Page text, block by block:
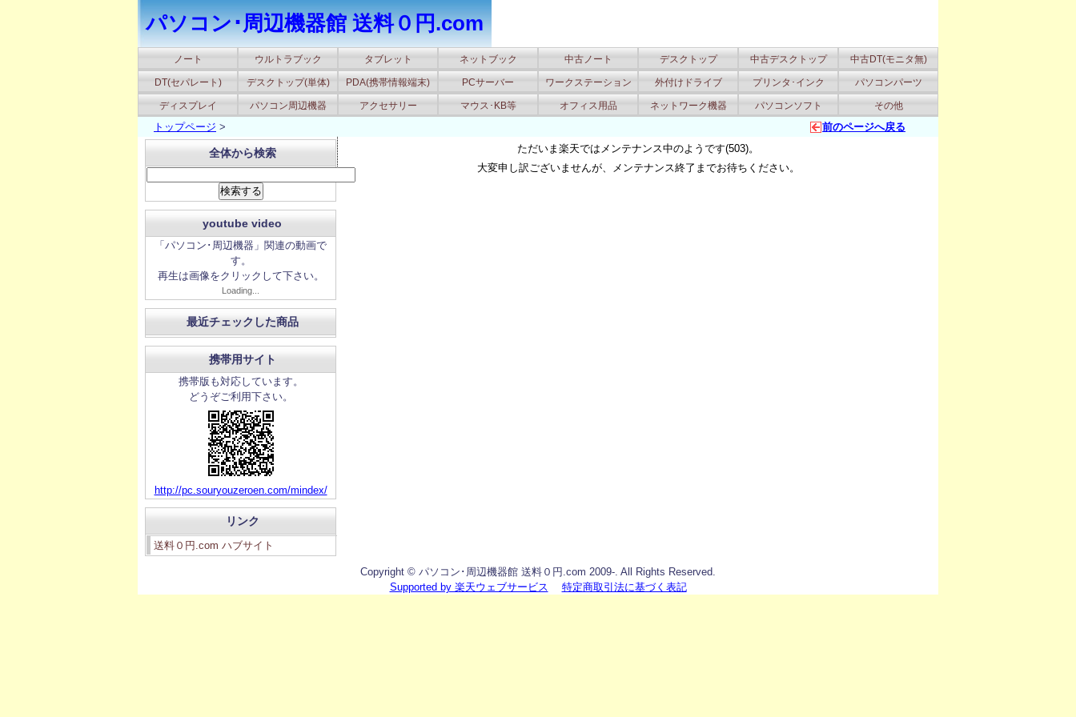
パソコン･周辺機器館 送料０円.com
ノート ウルトラブック タブレット ネットブック 中古ノート デスクトップ 中古デスクトップ 中古DT(モニタ無)
DT(セパレート) デスクトップ(単体) PDA(携帯情報端末) PCサーバー ワークステーション 外付けドライブ プリンタ･インク パソコンパーツ
ディスプレイ パソコン周辺機器 アクセサリー マウス･KB等 オフィス用品 ネットワーク機器 パソコンソフト その他
トップページ >
前のページへ戻る
ただいま楽天ではメンテナンス中のようです(503)。
大変申し訳ございませんが、メンテナンス終了までお待ちください。
全体から検索
youtube video
「パソコン･周辺機器」関連の動画で
す。
再生は画像をクリックして下さい。
Loading...
最近チェックした商品
携帯用サイト
携帯版も対応しています。
どうぞご利用下さい。
http://pc.souryouzeroen.com/mindex/
リンク
送料０円.com ハブサイト
Copyright © パソコン･周辺機器館 送料０円.com 2009-. All Rights Reserved.
Supported by 楽天ウェブサービス
特定商取引法に基づく表記